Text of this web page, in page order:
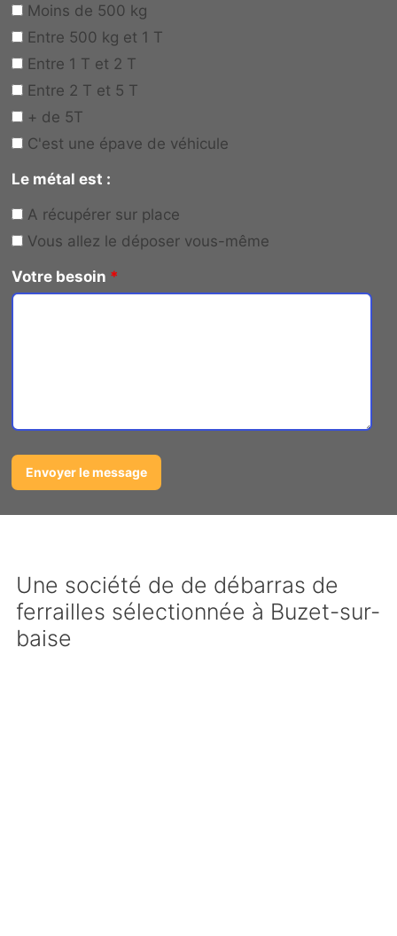
Moins de 500 kg
Entre 500 kg et 1 T
Entre 1 T et 2 T
Entre 2 T et 5 T
+ de 5T
C'est une épave de véhicule
Le métal est :
A récupérer sur place
Vous allez le déposer vous-même
Votre besoin *
Une société de de débarras de
ferrailles sélectionnée à Buzet-sur-
baise